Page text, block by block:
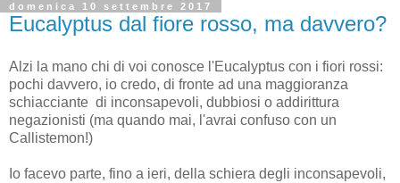
domenica 10 settembre 2017
Eucalyptus dal fiore rosso, ma davvero?
Alzi la mano chi di voi conosce l'Eucalyptus con i fiori rossi:
pochi davvero, io credo, di fronte ad una maggioranza
schiacciante di inconsapevoli, dubbiosi o addirittura
negazionisti (ma quando mai, l'avrai confuso con un
Callistemon!)
Io facevo parte, fino a ieri, della schiera degli inconsapevoli,